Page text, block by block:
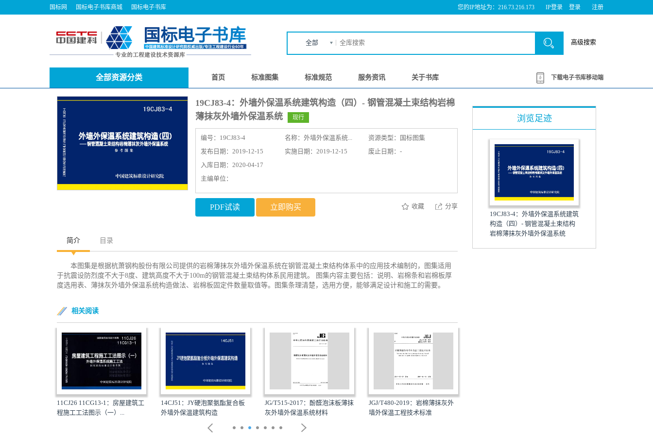
国标网 国标电子书库商城 国标电子书库 您的IP地址为：216.73.216.173 IP登录 登录 注册
全部 高级搜索
全部资源分类 首页 标准图集 标准规范 服务资讯 关于书库 下载电子书库移动端
19CJ83-4：外墙外保温系统建筑构造（四）- 钢管混凝土束结构岩棉
薄抹灰外墙外保温系统
现行
编号： 19CJ83-4 名称： 外墙外保温系统...
资源类型：国标图集
发布日期：2019-12-15
实施日期：2019-12-15
废止日期：-
入库日期：2020-04-17
主编单位：
PDF试读 立即购买 收藏 分享
简介 目录
本图集是根据杭萧钢构股份有限公司提供的岩棉薄抹灰外墙外保温系统在钢管混凝土束结构体系中的应用技术编制的，图集适用
于抗震设防烈度不大于8度、建筑高度不大于100m的钢管混凝土束结构体系民用建筑。 图集内容主要包括：说明、岩棉条和岩棉板厚
度选用表、薄抹灰外墙外保温系统构造做法、岩棉板固定件数量取值等。图集条理清楚，选用方便，能够满足设计和施工的需要。
相关阅读
11CJ26 11CG13-1：房屋建筑工
程施工工法图示（一）...
14CJ51：JY硬泡聚氨酯复合板
外墙外保温建筑构造
JG/T515-2017：酚醛泡沫板薄抹
灰外墙外保温系统材料
JGJ/T480-2019：岩棉薄抹灰外
墙外保温工程技术标准
浏览足迹
19CJ83-4：外墙外保温系统建筑
构造（四）- 钢管混凝土束结构
岩棉薄抹灰外墙外保温系统